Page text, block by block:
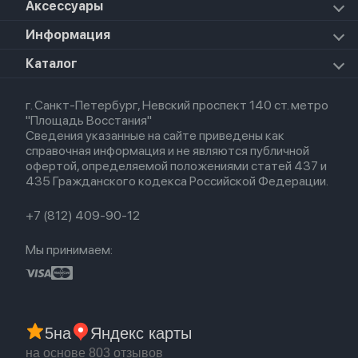
iPad Mini 7 (2024)
iPad Pro 11 M5 (2025)
Apple Watch Ultra
Apple Watch Series 8
Apple Watch SE 2022
Mac Studio
Airpods Pro 3
Airpods Pro
Airpods 3
Airpods (1-е)
EarPods
Apple Vision Pro
Apple TV
HomePod 2
Аксессуары
Для iPhone
Для Macbook
Информация
О магазине
Политика конфиденциальности
Оплата и доставка
Партнерская программа
Гарантия
Обмен и возврат
Бонусы
Каталог
Новые поступления
Популярное
Акции
г. Санкт-Петербург, Невский проспект 140 ст. метро
"Площадь Восстания"
Сведения указанные на сайте приведены как
справочная информация и не являются публичной
офертой, определяемой положениями статей 437 и
435 Гражданского кодекса Российской Федерации.
+7 (812) 409-90-12
Мы принимаем:
5на Яндекс карты
на основе 803 отзывов